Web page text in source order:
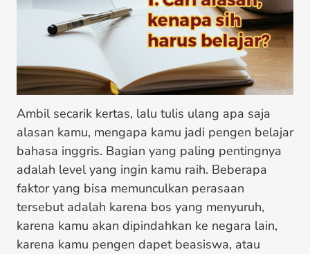
Ambil secarik kertas, lalu tulis ulang apa saja
alasan kamu, mengapa kamu jadi pengen belajar
bahasa inggris. Bagian yang paling pentingnya
adalah level yang ingin kamu raih. Beberapa
faktor yang bisa memunculkan perasaan
tersebut adalah karena bos yang menyuruh,
karena kamu akan dipindahkan ke negara lain,
karena kamu pengen dapet beasiswa, atau